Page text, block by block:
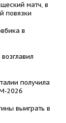
матч, в
повязки
в
получила
2026
выиграть в